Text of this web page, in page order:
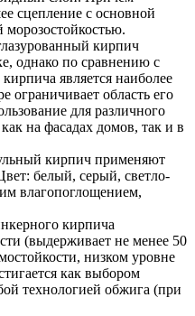
сцепление с основной
кирпич
однако по сравнению с
является наиболее
ограничивает область его
для различного
на фасадах домов, так и в
кирпич применяют
белый, серый, светло-
влагопоглощением,
кирпича
(выдерживает не менее 50
низком уровне
как выбором
технологией обжига (при